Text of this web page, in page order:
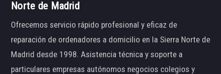
Norte de Madrid
Ofrecemos servicio rápido profesional y eficaz de
reparación de ordenadores a domicilio en la Sierra Norte de
Madrid desde 1998. Asistencia técnica y soporte a
particulares empresas autónomos negocios colegios y